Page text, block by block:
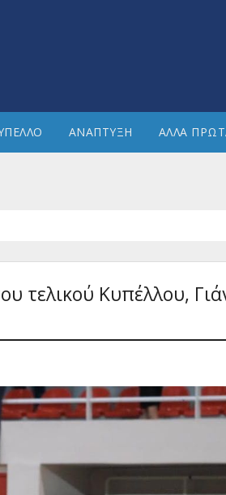
ΑΝΑΠΤΥΞΗ ΑΛΛΑ
τελικού Κυπέλλου,